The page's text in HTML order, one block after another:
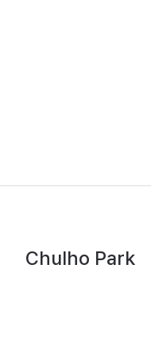
Chulho Park